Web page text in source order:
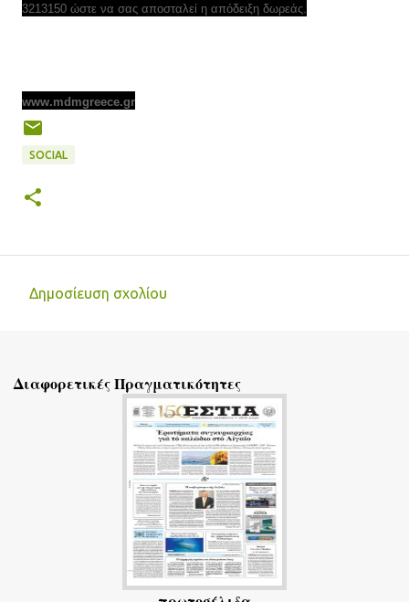
3213150 ώστε να σας αποσταλεί η απόδειξη δωρεάς.
www.mdmgreece.gr
SOCIAL
λ
Δημοσίευση σχολίου
Διαφορετικές Πραγματικότητες